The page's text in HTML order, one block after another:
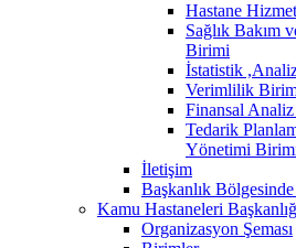
Hastane
Sağlık Bakım
Birimi
İstatistik
Verimlilik
Finansal
Tedarik
Yönetimi
İletişim
Başkanlık
Kamu Hastaneleri
Organizasyon Şeması